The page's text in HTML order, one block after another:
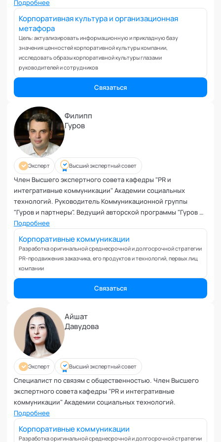
Воспитание
Депрессия
Долголетие и качество жизни
Дыхательные практики
Зависимости
Защита от манипуляций
Карьерная стратегия
Клиентский менеджмент
Когнитивные способности
Командное лидерство
Коммуникационная стратегия
Коммуникация в команде
Корпоративная антропология
Корпоративная культура и этика
Кризисы
Маркетинговые и PR коммуникации
Межличностные конфликты
Наставничество
Невроз
Обучение и образовательные программы
Ораторское искусство
Организация и проведение переговоров
Оргконсультирование
Осознанность
Отношения в паре
Отношения с родителями
Персональный коучинг
Пищевое поведение
кафедры "Креативные методологии" Академии социальных
технологий
Подробнее
Корпоративная культура и организационная
метафора
Цель: актуализировать информационную и прикладную базу
значения ценностей корпоративной культуры компании,
исследовать образы корпоративной культуры глазами
руководителей и сотрудников
Связаться
Филипп
Гуров
Эксперт Высший экспертный совет
Член Высшего экспертного совета кафедры "PR и
интегративные коммуникации" Академии социальных
технологий. Руководитель Коммуникационной группы
"Гуров и партнеры". Ведущий авторской программы "Гуров по
пятницам" в эфире радиостанции Mediametrics.
Подробнее
Корпоративные коммуникации
Разработка оригинальной среднесрочной и долгосрочной стратегии
PR-продвижения заказчика, его продуктов и технологий, первых лиц
компании
Связаться
Айшат
Давудова
Эксперт Высший экспертный совет
Специалист по связям с общественностью. Член Высшего
экспертного совета кафедры "PR и интегративные
коммуникации" Академии социальных технологий.
Подробнее
Корпоративные коммуникации
Разработка оригинальной среднесрочной и долгосрочной стратегии